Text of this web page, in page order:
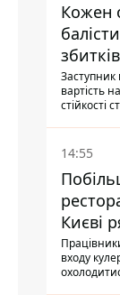
Кожен
Заступник
вартість
стійкості
більше
14:55
Києві
спеки
входу